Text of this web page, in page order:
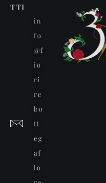
TTI
in
fo
@f
io
ri
re
bo
tt
eg
af
lo